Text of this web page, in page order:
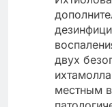
двух
местным